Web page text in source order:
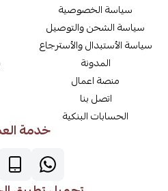
سياسة الخصوصية
سياسة الشحن والتوصيل
سياسة الأستبدال والأسترجاع
المدونة
منصة اعمال
اتصل بنا
الحسابات البنكية
خدمة